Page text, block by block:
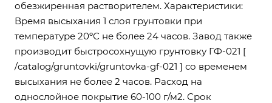
обезжиренная растворителем. Характеристики:
Время высыхания 1 слоя грунтовки при
температуре 20ºС не более 24 часов. Завод также
производит быстросохнущую грунтовку ГФ-021 [
/catalog/gruntovki/gruntovka-gf-021 ] со временем
высыхания не более 2 часов. Расход на
однослойное покрытие 60-100 г/м2. Срок